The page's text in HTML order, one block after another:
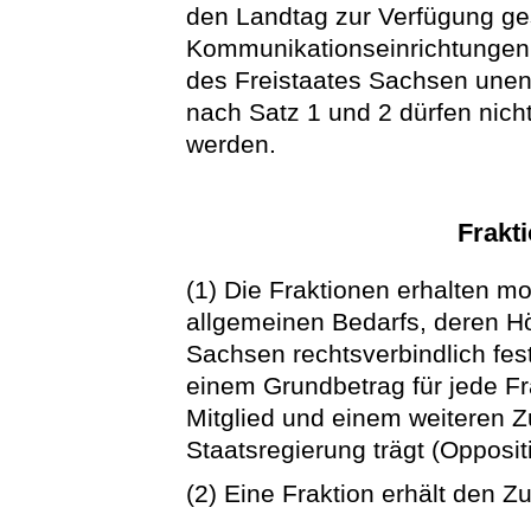
den Landtag zur Verfügung
des Freistaates Sachsen
nach Satz 1 und 2 dürfen
werden.
(1) Die Fraktionen erhalten
allgemeinen Bedarfs, deren
Sachsen rechtsverbindlich
einem Grundbetrag für jede
Mitglied und einem weiteren
Staatsregierung trägt
(2) Eine Fraktion erhält den